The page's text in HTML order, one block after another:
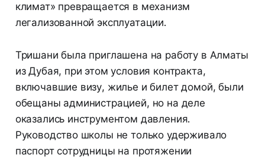
климат» превращается в механизм
легализованной эксплуатации.
Тришани была приглашена на работу в Алматы
из Дубая, при этом условия контракта,
включавшие визу, жилье и билет домой, были
обещаны администрацией, но на деле
оказались инструментом давления.
Руководство школы не только удерживало
паспорт сотрудницы на протяжении